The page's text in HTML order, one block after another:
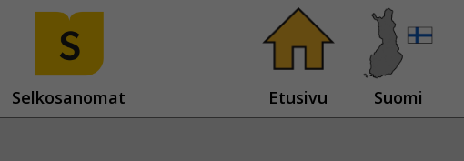
Selkosanomat Etusivu Suomi